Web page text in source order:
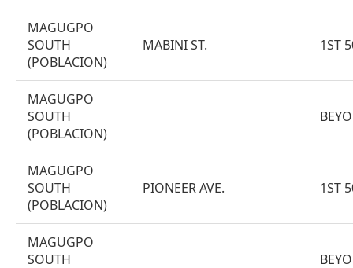
MAGUGPO
SOUTH
(POBLACION)
MABINI ST. 1ST
MAGUGPO
SOUTH
(POBLACION)
MAGUGPO
SOUTH
(POBLACION)
PIONEER AVE. 1ST
MAGUGPO
SOUTH